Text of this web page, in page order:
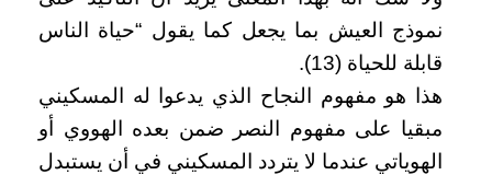
نموذج العيش بما يجعل كما يقول “حياة الناس
قابلة للحياة (13).
هذا هو مفهوم النجاح الذي يدعوا له المسكيني
مبقيا على مفهوم النصر ضمن بعده الهووي أو
الهوياتي عندما لا يتردد المسكيني في أن يستبدل